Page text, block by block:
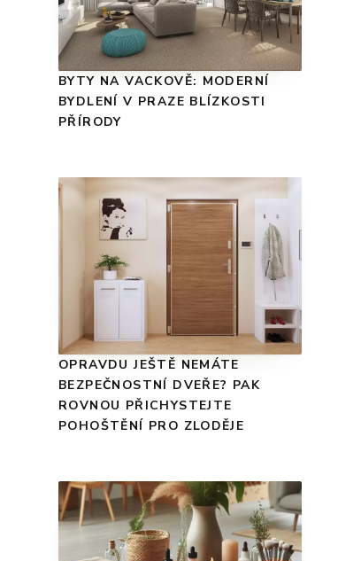
BYTY NA VACKOVĚ: MODERNÍ
BYDLENÍ V PRAZE BLÍZKOSTI
PŘÍRODY
OPRAVDU JEŠTĚ NEMÁTE
BEZPEČNOSTNÍ DVEŘE? PAK
ROVNOU PŘICHYSTEJTE
POHOŠTĚNÍ PRO ZLODĚJE